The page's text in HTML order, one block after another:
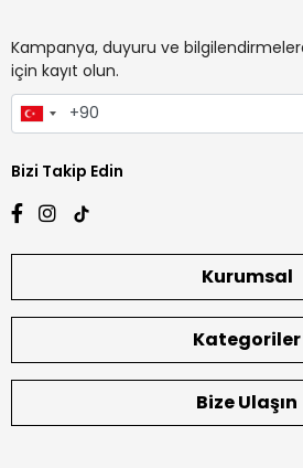
Kampanya, duyuru ve
için kayıt olun.
Bizi Takip Edin
Kurumsal
Kategoriler
Bize Ulaşın